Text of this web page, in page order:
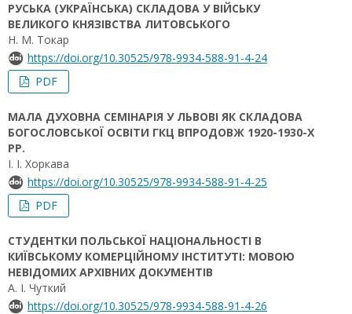
РУСЬКА (УКРАЇНСЬКА) СКЛАДОВА У ВІЙСЬКУ
ВЕЛИКОГО КНЯЗІВСТВА ЛИТОВСЬКОГО
Н. М. Токар
https://doi.org/10.30525/978-9934-588-91-4-24
PDF
МАЛА ДУХОВНА СЕМІНАРІЯ У ЛЬВОВІ ЯК СКЛАДОВА
БОГОСЛОВСЬКОЇ ОСВІТИ ГКЦ ВПРОДОВЖ 1920-1930-Х
РР.
І. І. Хоркава
https://doi.org/10.30525/978-9934-588-91-4-25
PDF
СТУДЕНТКИ ПОЛЬСЬКОЇ НАЦІОНАЛЬНОСТІ В
КИЇВСЬКОМУ КОМЕРЦІЙНОМУ ІНСТИТУТІ: МОВОЮ
НЕВІДОМИХ АРХІВНИХ ДОКУМЕНТІВ
А. І. Чуткий
https://doi.org/10.30525/978-9934-588-91-4-26